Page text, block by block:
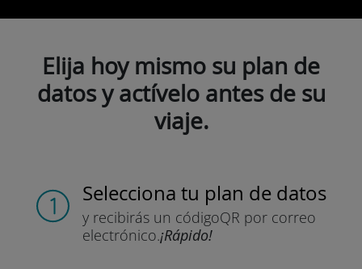
Elija hoy mismo su plan de
datos y actívelo antes de su
viaje.
Selecciona tu plan de datos
y recibirás un códigoQR por correo
electrónico.¡Rápido!